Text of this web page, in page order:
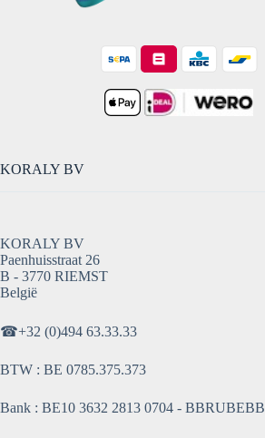
KORALY BV
KORALY BV
Paenhuisstraat 26
B - 3770 RIEMST
België
☎+32 (0)494 63.33.33
BTW : BE 0785.375.373
Bank : BE10 3632 2813 0704 - BBRUBEBB